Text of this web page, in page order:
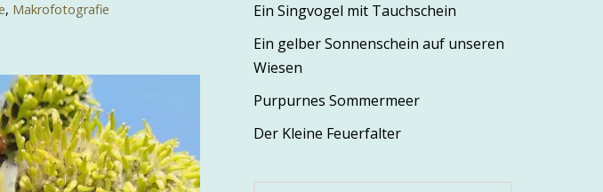
, Makrofotografie
Ein Singvogel mit Tauchschein
Ein gelber Sonnenschein auf unseren
Wiesen
Purpurnes Sommermeer
Der Kleine Feuerfalter